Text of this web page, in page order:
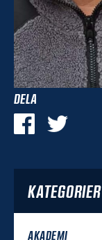
DELA
KATEGORIER
AKADEMI